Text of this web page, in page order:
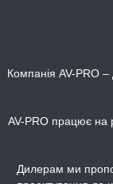
Компанія AV-PRO –
AV-PRO працює на
Дилерам ми